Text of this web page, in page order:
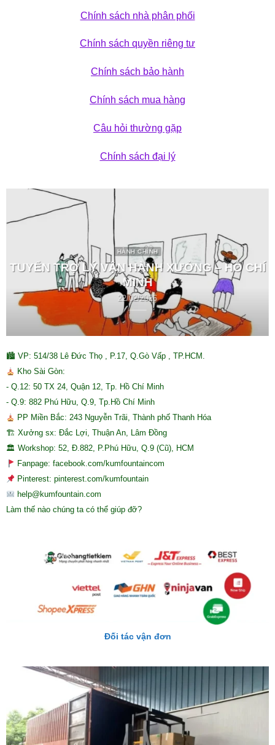
Chính sách nhà phân phối
Chính sách quyền riêng tư
Chính sách bảo hành
Chính sách mua hàng
Câu hỏi thường gặp
Chính sách đại lý
HÀNH CHÍNH
TUYỂN TRỢ LÝ VẬN HÀNH XƯỞNG – HỒ CHÍ
MINH
22/02/2026
🏙 VP: 514/38 Lê Đức Thọ , P.17, Q.Gò Vấp , TP.HCM.
Kho Sài Gòn:
- Q.12: 50 TX 24, Quận 12, Tp. Hồ Chí Minh
- Q.9: 882 Phú Hữu, Q.9, Tp.Hồ Chí Minh
PP Miền Bắc: 243 Nguyễn Trãi, Thành phố Thanh Hóa
🏗 Xưởng sx: Đắc Lợi, Thuận An, Lâm Đồng
🏛 Workshop: 52, Đ.882, P.Phú Hữu, Q.9 (Cũ), HCM
Fanpage: facebook.com/kumfountaincom
Pinterest: pinterest.com/kumfountain
help@kumfountain.com
Làm thế nào chúng ta có thể giúp đỡ?
Đối tác vận đơn